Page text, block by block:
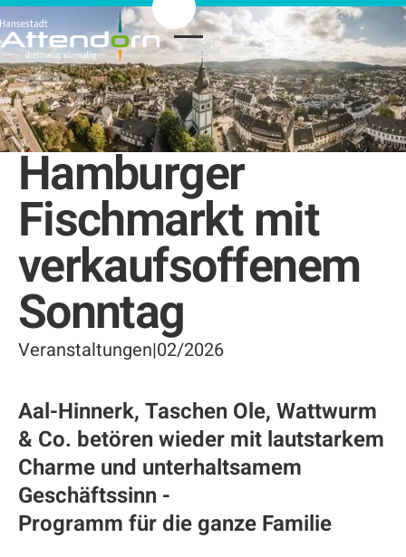
Hamburger
Fischmarkt mit
verkaufsoffenem
Sonntag
Veranstaltungen|02/2026
Aal-Hinnerk, Taschen Ole, Wattwurm
& Co. betören wieder mit lautstarkem
Charme und unterhaltsamem
Geschäftssinn -
Programm für die ganze Familie